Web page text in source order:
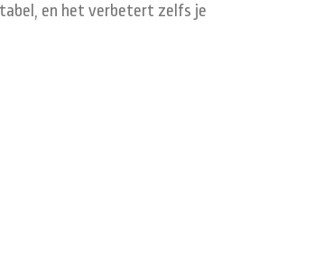
en het verbetert zelfs je